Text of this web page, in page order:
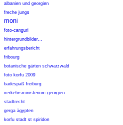
albanien und georgien
freche jungs
moni
foto-canguri
hintergrundbilder...
erfahrungsbericht
fribourg
botanische gärten schwarzwald
foto korfu 2009
badespaß freiburg
verkehrsministerium georgien
stadtrecht
gerga ägypten
korfu stadt st spiridon